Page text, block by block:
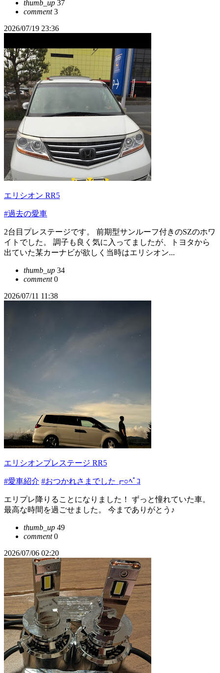
thumb_up 37
comment3
2026/07/19 23:36
エリシオン RR5
#過去の愛車
2台目プレステージです。 前期型サンルーフ付きのSZのホワ
イトでした。 調子も良く気に入ってましたが、トヨタから
出ていた某カーナビが欲しく当時はエリシオン...
thumb_up 34
comment0
2026/07/11 11:38
エリシオンプレステージ RR5
#愛車紹介 #おつかれさまでした┏○ﾍﾟｺ
エリプレ降りることになりました！ ずっと憧れていた車。
最高な時間を過ごせました。 今までありがとう♪
thumb_up 49
comment0
2026/07/06 02:20